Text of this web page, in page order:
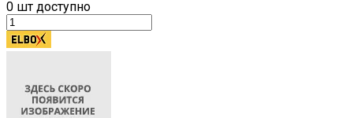
0 шт доступно